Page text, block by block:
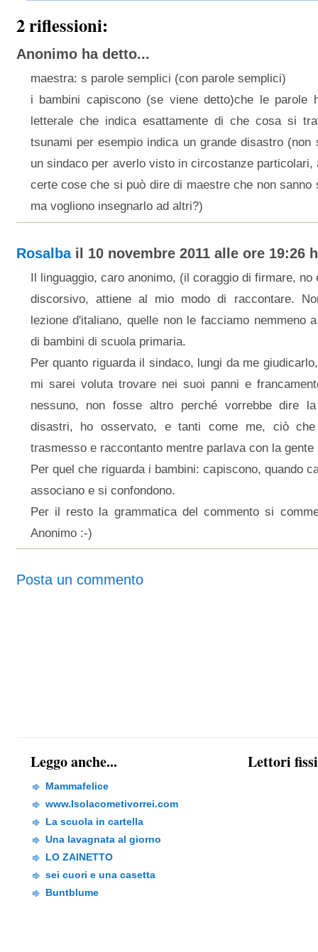
2 riflessioni:
Anonimo ha detto...
maestra: s parole semplici (con parole semplici)
i bambini capiscono (se viene detto)che le parole
letterale che indica esattamente di che cosa si
tsunami per esempio indica un grande disastro (non
un sindaco per averlo visto in circostanze particolari,
certe cose che si può dire di maestre che non sanno
ma vogliono insegnarlo ad altri?)
Rosalbail 10 novembre 2011 alle ore 19:26
Il linguaggio, caro anonimo, (il coraggio di firmare, no
discorsivo, attiene al mio modo di raccontare.
lezione d'italiano, quelle non le facciamo nemmeno
di bambini di scuola primaria.
Per quanto riguarda il sindaco, lungi da me
mi sarei voluta trovare nei suoi panni e
nessuno, non fosse altro perché vorrebbe dire
disastri, ho osservato, e tanti come me, ciò
trasmesso e raccontanto mentre parlava con la gente
Per quel che riguarda i bambini: capiscono, quando
associano e si confondono.
Per il resto la grammatica del commento si
Anonimo :-)
Posta un commento
Leggo anche...
Mammafelice
www.Isolacometivorrei.com
La scuola in cartella
Una lavagnata al giorno
LO ZAINETTO
sei cuori e una casetta
Buntblume
Lettori fissi